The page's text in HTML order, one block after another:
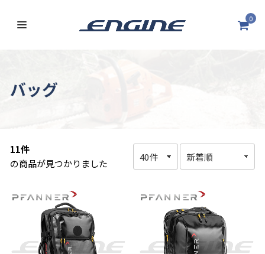
0
バッグ
11件
の商品が見つかりました